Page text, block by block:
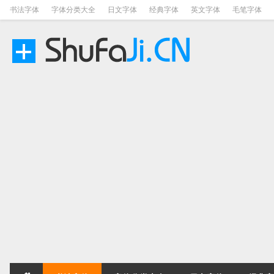
书法字体 字体分类大全 日文字体 经典字体 英文字体 毛笔字体